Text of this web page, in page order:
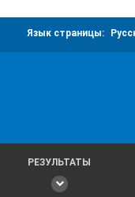
Язык страницы:
РЕЗУЛЬТАТЫ